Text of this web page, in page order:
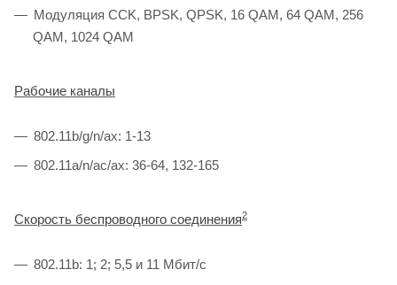
Модуляция CCK, BPSK, QPSK, 16 QAM, 64 QAM, 256
QAM, 1024 QAM
Рабочие каналы
802.11b/g/n/ax: 1-13
802.11a/n/ac/ax: 36-64, 132-165
Скорость беспроводного соединения2
802.11b: 1; 2; 5,5 и 11 Мбит/с